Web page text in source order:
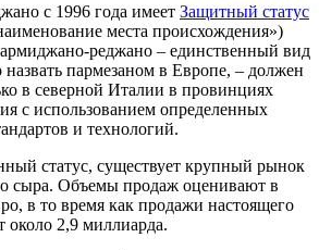
c 1996 года имеет Защитный статус
места происхождения»)
реджано – единственный вид
пармезаном в Европе, – должен
в северной Италии в провинциях
с использованием определенных
и технологий.
статус, существует крупный рынок
сыра. Объемы продаж оценивают в
в то время как продажи настоящего
около 2,9 миллиарда.